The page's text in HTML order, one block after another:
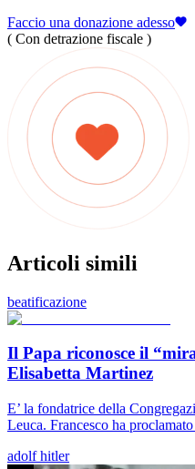
Faccio una donazione adesso
( Con detrazione fiscale )
Articoli simili
beatificazione
Il Papa riconosce il
Elisabetta Martinez
E’ la fondatrice della
Leuca. Francesco ha
adolf hitler